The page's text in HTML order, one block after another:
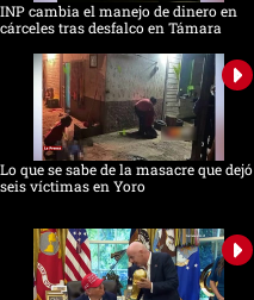
INP cambia el manejo de dinero en
cárceles tras desfalco en Támara
Lo que se sabe de la masacre que dejó
seis víctimas en Yoro